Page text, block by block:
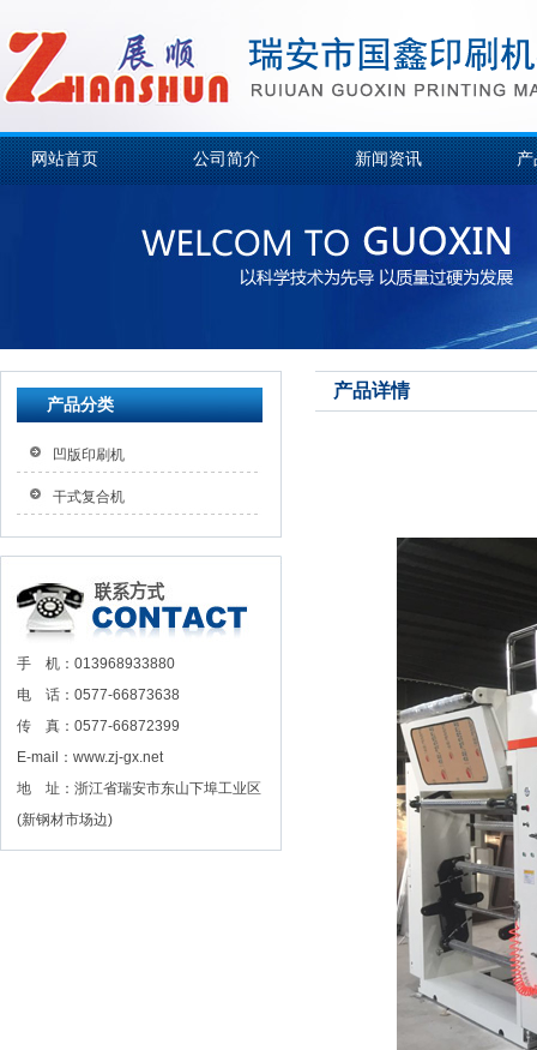
网站首页 公司简介 新闻资讯
产品详情
产品分类
凹版印刷机
干式复合机
手 机：013968933880
电 话：0577-66873638
传 真：0577-66872399
E-mail：www.zj-gx.net
地 址：浙江省瑞安市东山下埠工业区
(新钢材市场边)